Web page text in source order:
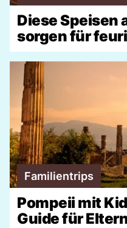
Diese Speisen
sorgen für
Familientrips
Pompeii mit
Guide für